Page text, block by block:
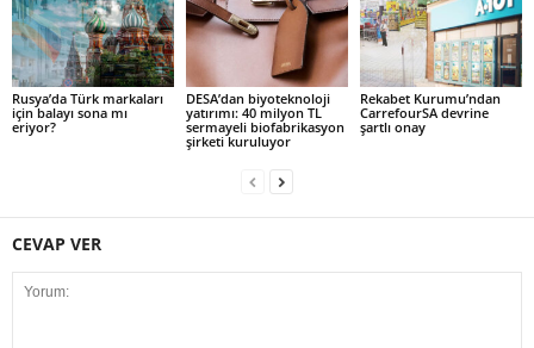
Rusya’da Türk markaları
için balayı sona mı
eriyor?
DESA’dan biyoteknoloji
yatırımı: 40 milyon TL
sermayeli biofabrikasyon
şirketi kuruluyor
Rekabet Kurumu’ndan
CarrefourSA devrine
şartlı onay
CEVAP VER